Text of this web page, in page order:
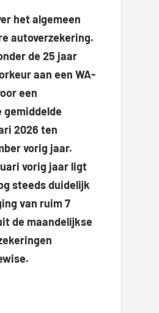
het algemeen
autoverzekering.
de 25 jaar
aan een WA-
een
gemiddelde
2026 ten
vorig jaar.
vorig jaar ligt
steeds duidelijk
van ruim 7
de maandelijkse